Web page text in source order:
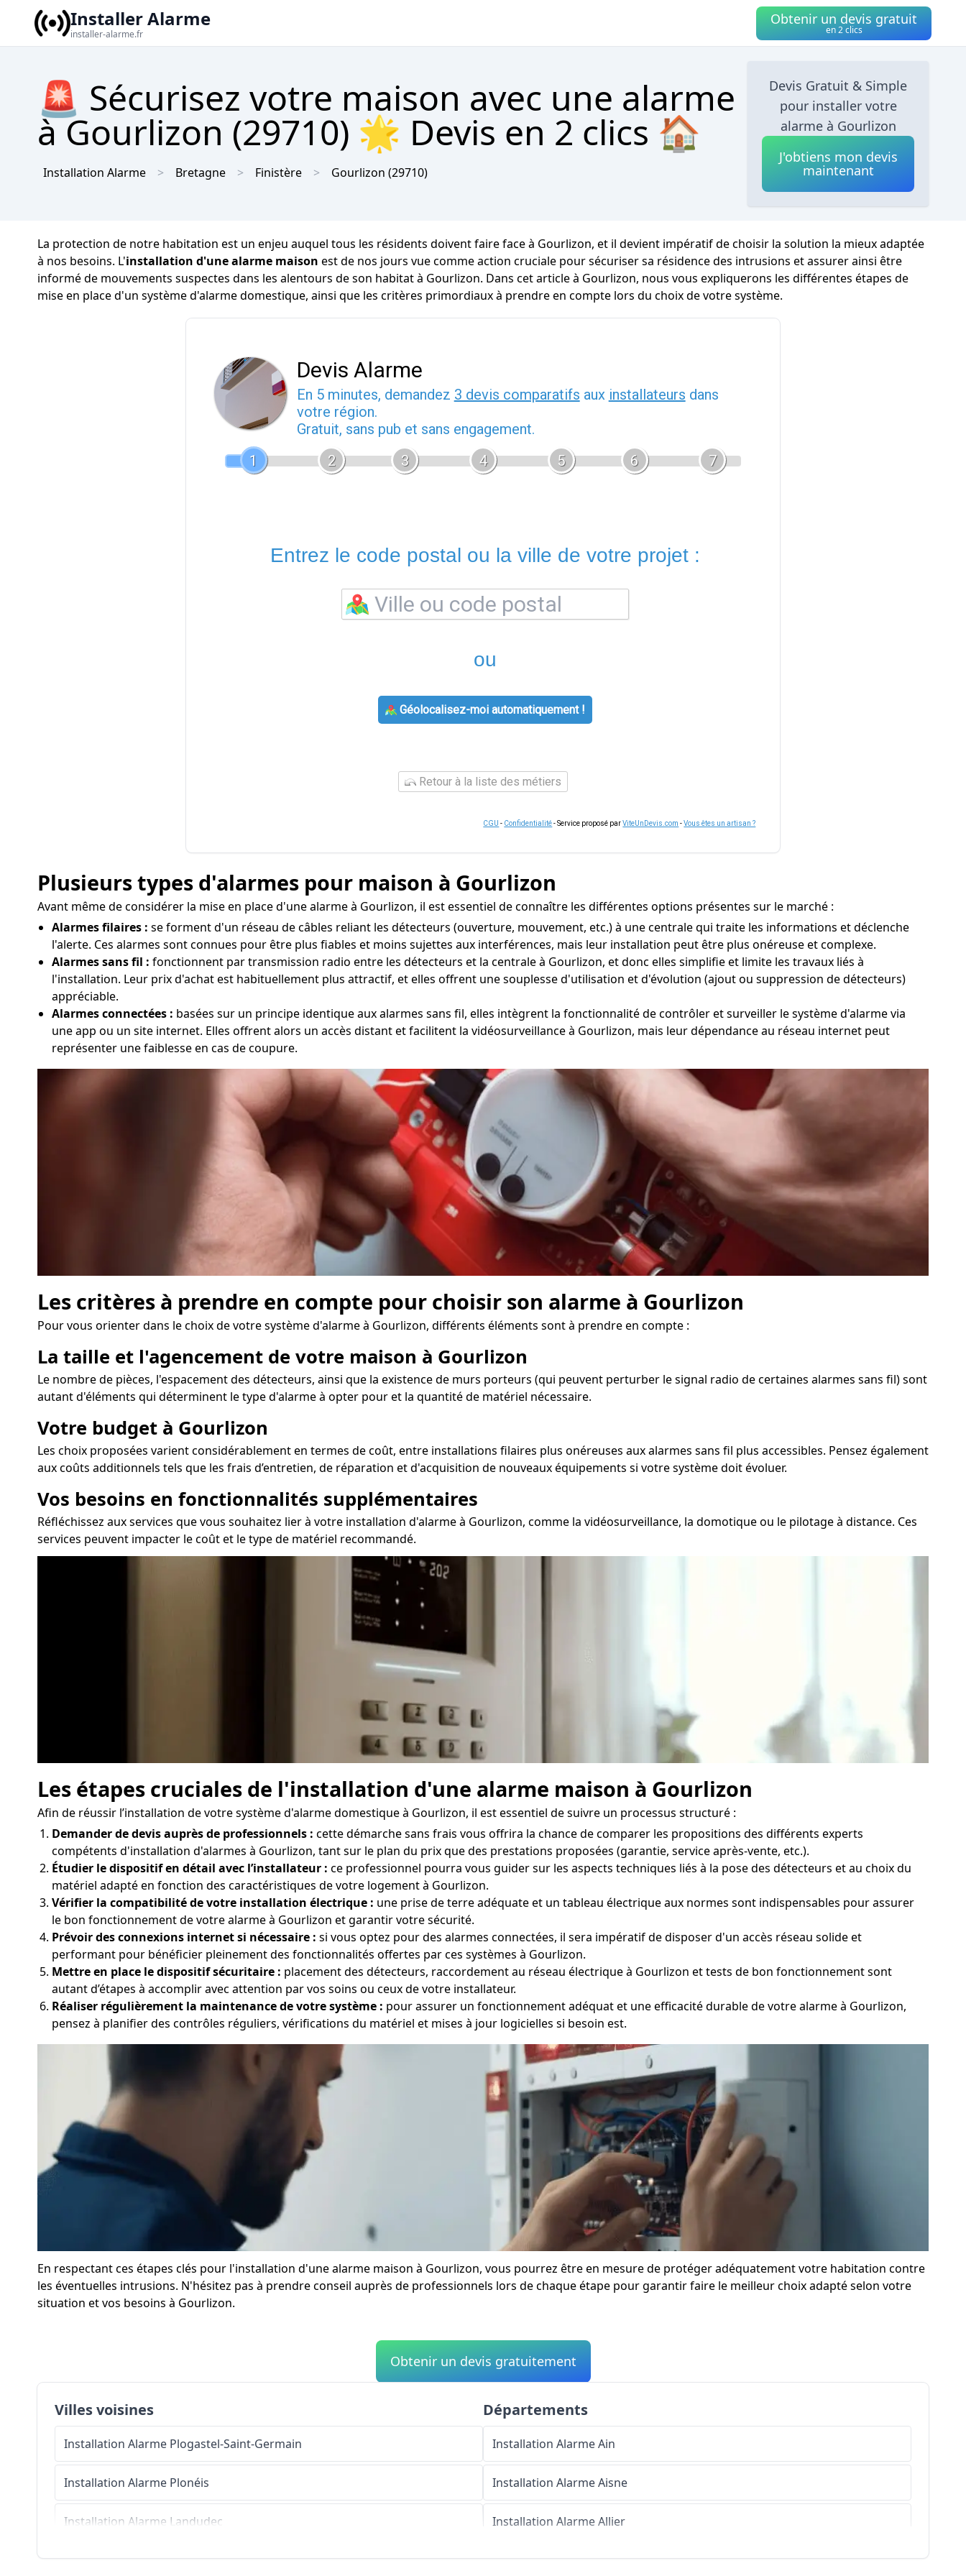
Installer Alarme
installer-alarme.fr
Obtenir un devis gratuit
en 2 clics
🚨 Sécurisez votre maison avec une alarme
à Gourlizon (29710) 🌟 Devis en 2 clics 🏠
Installation Alarme Bretagne Finistère Gourlizon (29710)
Devis Gratuit & Simple
pour installer votre
alarme à Gourlizon
J'obtiens mon devis
maintenant
La protection de notre habitation est un enjeu auquel tous les résidents doivent faire face à Gourlizon, et il devient impératif de choisir la solution la mieux adaptée
à nos besoins. L'installation d'une alarme maison est de nos jours vue comme action cruciale pour sécuriser sa résidence des intrusions et assurer ainsi être
informé de mouvements suspectes dans les alentours de son habitat à Gourlizon. Dans cet article à Gourlizon, nous vous expliquerons les différentes étapes de
mise en place d'un système d'alarme domestique, ainsi que les critères primordiaux à prendre en compte lors du choix de votre système.
Devis Alarme
En 5 minutes, demandez 3 devis comparatifs aux installateurs dans
votre région.
Gratuit, sans pub et sans engagement.
1
2 3 4 5 6 7
Entrez le code postal ou la ville de votre projet :
ou
Géolocalisez-moi automatiquement !
Retour à la liste des métiers
CGU - Confidentialité- Service proposé parViteUnDevis.com -Vous êtes un artisan ?
Plusieurs types d'alarmes pour maison à Gourlizon
Avant même de considérer la mise en place d'une alarme à Gourlizon, il est essentiel de connaître les différentes options présentes sur le marché :
Alarmes filaires : se forment d'un réseau de câbles reliant les détecteurs (ouverture, mouvement, etc.) à une centrale qui traite les informations et déclenche
l'alerte. Ces alarmes sont connues pour être plus fiables et moins sujettes aux interférences, mais leur installation peut être plus onéreuse et complexe.
Alarmes sans fil : fonctionnent par transmission radio entre les détecteurs et la centrale à Gourlizon, et donc elles simplifie et limite les travaux liés à
l'installation. Leur prix d'achat est habituellement plus attractif, et elles offrent une souplesse d'utilisation et d'évolution (ajout ou suppression de détecteurs)
appréciable.
Alarmes connectées : basées sur un principe identique aux alarmes sans fil, elles intègrent la fonctionnalité de contrôler et surveiller le système d'alarme via
une app ou un site internet. Elles offrent alors un accès distant et facilitent la vidéosurveillance à Gourlizon, mais leur dépendance au réseau internet peut
représenter une faiblesse en cas de coupure.
Les critères à prendre en compte pour choisir son alarme à Gourlizon
Pour vous orienter dans le choix de votre système d'alarme à Gourlizon, différents éléments sont à prendre en compte :
La taille et l'agencement de votre maison à Gourlizon
Le nombre de pièces, l'espacement des détecteurs, ainsi que la existence de murs porteurs (qui peuvent perturber le signal radio de certaines alarmes sans fil) sont
autant d'éléments qui déterminent le type d'alarme à opter pour et la quantité de matériel nécessaire.
Votre budget à Gourlizon
Les choix proposées varient considérablement en termes de coût, entre installations filaires plus onéreuses aux alarmes sans fil plus accessibles. Pensez également
aux coûts additionnels tels que les frais d’entretien, de réparation et d'acquisition de nouveaux équipements si votre système doit évoluer.
Vos besoins en fonctionnalités supplémentaires
Réfléchissez aux services que vous souhaitez lier à votre installation d'alarme à Gourlizon, comme la vidéosurveillance, la domotique ou le pilotage à distance. Ces
services peuvent impacter le coût et le type de matériel recommandé.
Les étapes cruciales de l'installation d'une alarme maison à Gourlizon
Afin de réussir l’installation de votre système d'alarme domestique à Gourlizon, il est essentiel de suivre un processus structuré :
Demander de devis auprès de professionnels : cette démarche sans frais vous offrira la chance de comparer les propositions des différents experts
compétents d'installation d'alarmes à Gourlizon, tant sur le plan du prix que des prestations proposées (garantie, service après-vente, etc.).
Étudier le dispositif en détail avec l’installateur : ce professionnel pourra vous guider sur les aspects techniques liés à la pose des détecteurs et au choix du
matériel adapté en fonction des caractéristiques de votre logement à Gourlizon.
Vérifier la compatibilité de votre installation électrique : une prise de terre adéquate et un tableau électrique aux normes sont indispensables pour assurer
le bon fonctionnement de votre alarme à Gourlizon et garantir votre sécurité.
Prévoir des connexions internet si nécessaire : si vous optez pour des alarmes connectées, il sera impératif de disposer d'un accès réseau solide et
performant pour bénéficier pleinement des fonctionnalités offertes par ces systèmes à Gourlizon.
Mettre en place le dispositif sécuritaire : placement des détecteurs, raccordement au réseau électrique à Gourlizon et tests de bon fonctionnement sont
autant d’étapes à accomplir avec attention par vos soins ou ceux de votre installateur.
Réaliser régulièrement la maintenance de votre système : pour assurer un fonctionnement adéquat et une efficacité durable de votre alarme à Gourlizon,
pensez à planifier des contrôles réguliers, vérifications du matériel et mises à jour logicielles si besoin est.
En respectant ces étapes clés pour l'installation d'une alarme maison à Gourlizon, vous pourrez être en mesure de protéger adéquatement votre habitation contre
les éventuelles intrusions. N'hésitez pas à prendre conseil auprès de professionnels lors de chaque étape pour garantir faire le meilleur choix adapté selon votre
situation et vos besoins à Gourlizon.
Obtenir un devis gratuitement
Villes voisines
Installation Alarme Plogastel-Saint-Germain
Installation Alarme Plonéis
Installation Alarme Landudec
Installation AlarmeLe Juch
Départements
Installation AlarmeAin
Installation AlarmeAisne
Installation AlarmeAllier
Installation AlarmeAlpes-de-Haute-Provence